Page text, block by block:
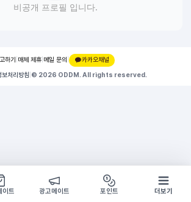
비공개 프로필 입니다.
하기 매체 제휴 메일 문의 |
카카오채널
보처리방침 © 2026 ODDM. All rights reserved.
쇼핑몰 구경하기
방문시 1G
이트 광고메이트 포인트 더보기